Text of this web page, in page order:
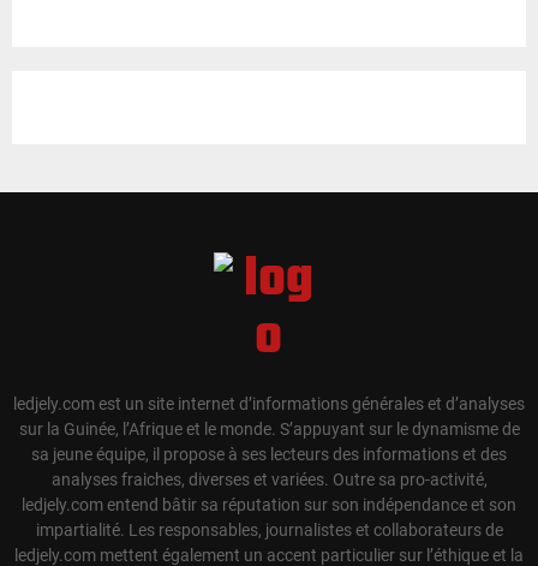
ledjely.com est un site internet d’informations générales et d’analyses
sur la Guinée, l’Afrique et le monde. S’appuyant sur le dynamisme de
sa jeune équipe, il propose à ses lecteurs des informations et des
analyses fraiches, diverses et variées. Outre sa pro-activité,
ledjely.com entend bâtir sa réputation sur son indépendance et son
impartialité. Les responsables, journalistes et collaborateurs de
ledjely.com mettent également un accent particulier sur l’éthique et la